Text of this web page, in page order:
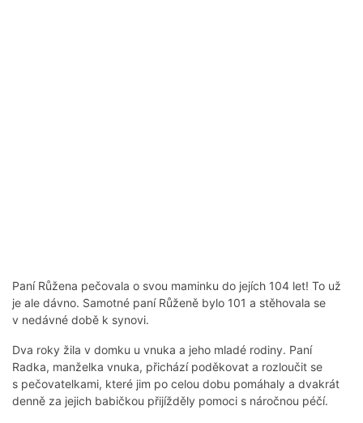
Paní Růžena pečovala o svou maminku do jejích 104 let! To už
je ale dávno. Samotné paní Růženě bylo 101 a stěhovala se
v nedávné době k synovi.
Dva roky žila v domku u vnuka a jeho mladé rodiny. Paní
Radka, manželka vnuka, přichází poděkovat a rozloučit se
s pečovatelkami, které jim po celou dobu pomáhaly a dvakrát
denně za jejich babičkou přijížděly pomoci s náročnou péčí.